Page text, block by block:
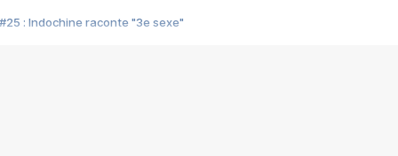
#25 : Indochine raconte "3e sexe"